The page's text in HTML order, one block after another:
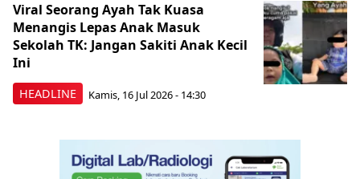
HEADLINE
Viral Seorang Ayah Tak Kuasa
Menangis Lepas Anak Masuk
Sekolah TK: Jangan Sakiti Anak Kecil
Ini
Kamis, 16 Jul 2026 - 14:30